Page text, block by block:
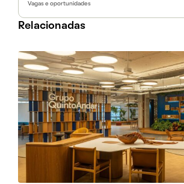
Vagas e oportunidades
Relacionadas